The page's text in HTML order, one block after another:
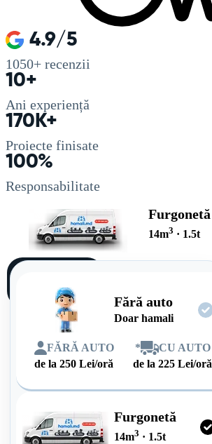
4.9/5
1050+ recenzii
10+
Ani experiență
170K+
Proiecte finisate
100%
Responsabilitate
Furgonetă
14m3 · 1.5t
Fără auto
Doar hamali
FĂRĂ AUTO
de la250 Lei/oră
*
CU AUTO
de la225 Lei/oră
Furgonetă
14m3 · 1.5t
singur